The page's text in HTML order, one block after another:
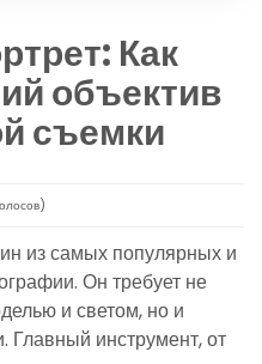
Как
объектив
съемки
из самых популярных и
Он требует не
и светом, но и
Главный инструмент, от